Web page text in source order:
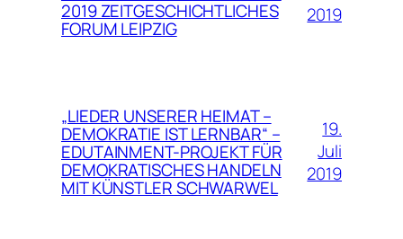
2019 ZEITGESCHICHTLICHES
FORUM LEIPZIG
2019
„LIEDER UNSERER HEIMAT –
DEMOKRATIE IST LERNBAR“ –
EDUTAINMENT-PROJEKT FÜR
DEMOKRATISCHES HANDELN
MIT KÜNSTLER SCHWARWEL
19.
Juli
2019